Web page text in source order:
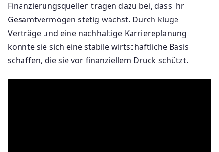
Finanzierungsquellen tragen dazu bei, dass ihr
Gesamtvermögen stetig wächst. Durch kluge
Verträge und eine nachhaltige Karriereplanung
konnte sie sich eine stabile wirtschaftliche Basis
schaffen, die sie vor finanziellem Druck schützt.